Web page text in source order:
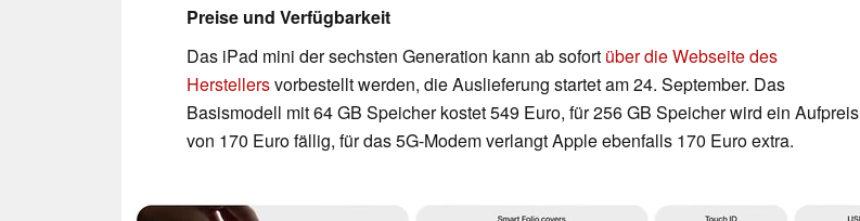
Preise und Verfügbarkeit
Das iPad mini der sechsten Generation kann ab sofort über die Webseite des
Herstellersvorbestellt werden, die Auslieferung startet am 24. September. Das
Basismodell mit 64 GB Speicher kostet 549 Euro, für 256 GB Speicher wird ein Aufpreis
von 170 Euro fällig, für das 5G-Modem verlangt Apple ebenfalls 170 Euro extra.